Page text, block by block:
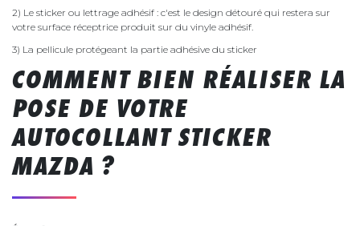
2) Le sticker ou lettrage adhésif : c'est le design détouré qui restera sur
votre surface réceptrice produit sur du vinyle adhésif.
3) La pellicule protégeant la partie adhésive du sticker
COMMENT BIEN RÉALISER LA
POSE DE VOTRE
AUTOCOLLANT STICKER
MAZDA ?